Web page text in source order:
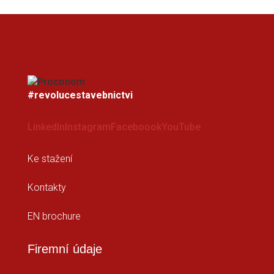
#revolucestavebnictvi
LinkedInInstagramFaceboookYouTube
Ke stažení
Kontakty
EN brochure
Firemní údaje